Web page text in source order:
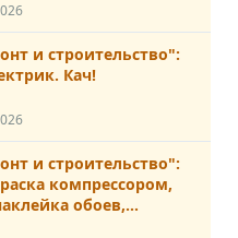
и строительство":
р - Электрик. Кач!
и строительство":
компрессором,
обоев,